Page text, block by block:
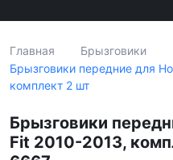
Главная Брызговики
Брызговики передние для
комплект 2 шт
Брызговики
Fit 2010-2013,